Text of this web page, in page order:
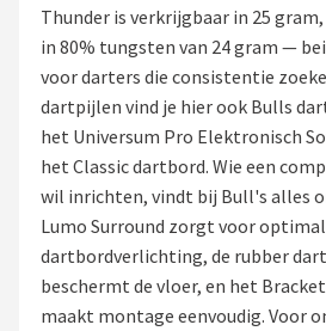
POPULAIRE MERKEN
Target
Winmau
Bull's
Dart
Thunder is verkrijgbaar in 25
in 80% tungsten van 24 gram —
voor darters die consistentie
dartpijlen vind je hier ook Bulls
het Universum Pro Elektronisch
het Classic dartbord. Wie een
wil inrichten, vindt bij Bull's alles
Lumo Surround zorgt voor
dartbordverlichting, de rubber
beschermt de vloer, en het
maakt montage eenvoudig. Voor